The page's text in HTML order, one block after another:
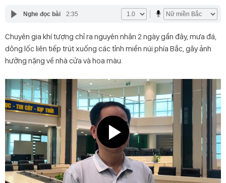
Nghe đọc bài 2:35
Chuyên gia khí tượng chỉ ra nguyên nhân 2 ngày gần đây, mưa đá,
dông lốc liên tiếp trút xuống các tỉnh miền núi phía Bắc, gây ảnh
hưởng nặng về nhà cửa và hoa màu.